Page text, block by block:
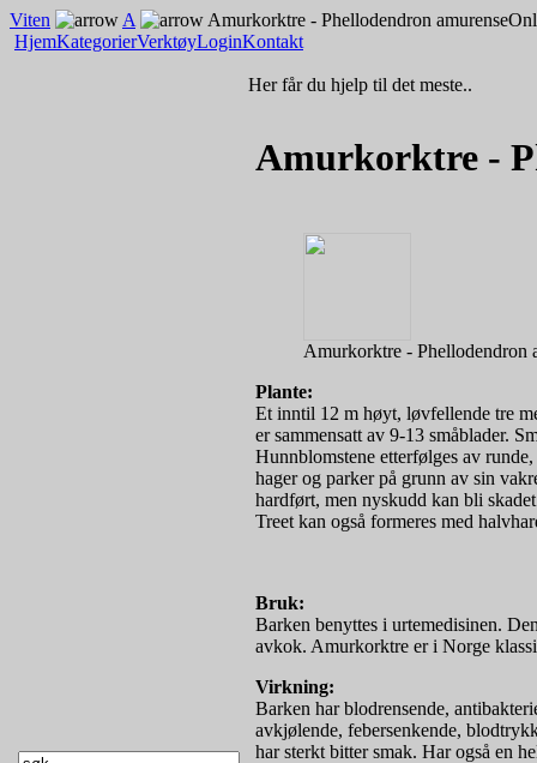
Viten A Amurkorktre - Phellodendron amurense
HjemKategorierVerktøyLoginKontakt
Her får du hjelp til det meste..
Amurkorktre -
Amurkorktre - Phellodendron
Plante:
Et inntil 12 m høyt, løvfellende tre
er sammensatt av 9-13 småblader.
Hunnblomstene etterfølges av
hager og parker på grunn av sin
hardført, men nyskudd kan bli
Treet kan også formeres med
Bruk:
Barken benyttes i urtemedisinen.
avkok. Amurkorktre er i Norge
Virkning:
Barken har blodrensende,
avkjølende, febersenkende,
har sterkt bitter smak. Har også en